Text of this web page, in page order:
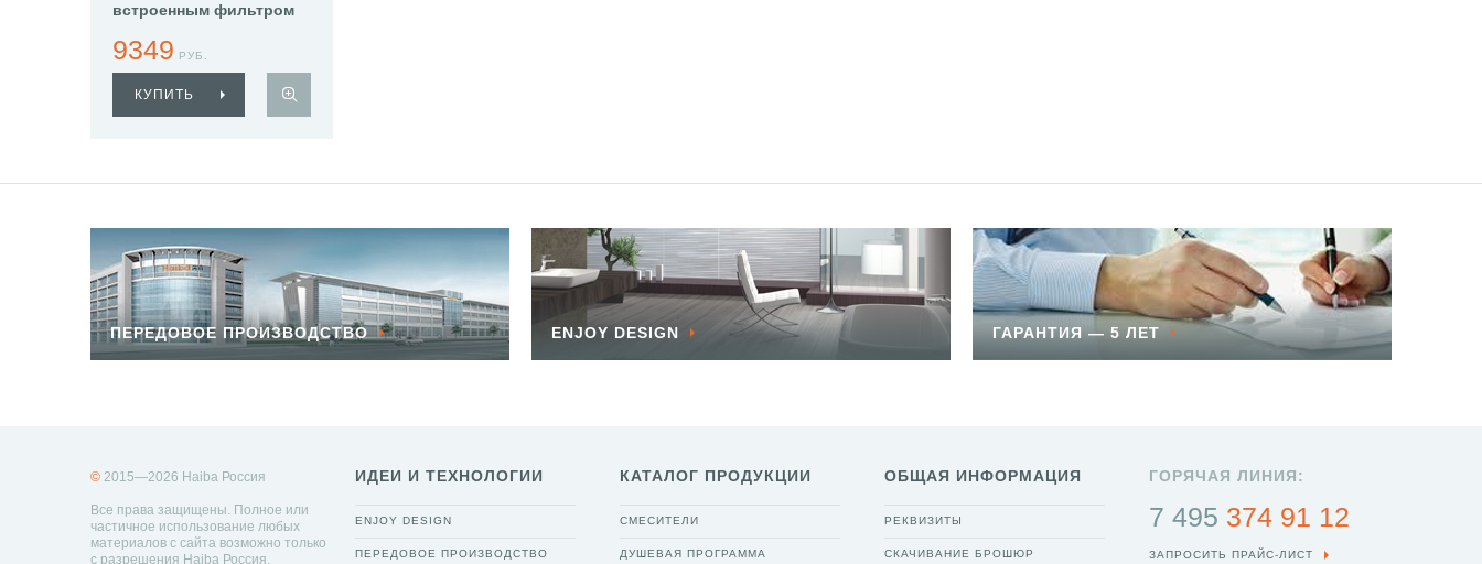
встроенным фильтром
воду Haiba HB76802
9349 РУБ.
КУПИТЬ
ПЕРЕДОВОЕ ПРОИЗВОДСТВО ENJOY DESIGN ГАРАНТИЯ — 5 ЛЕТ
© 2015—2026 Haiba Россия
Все права защищены. Полное или
частичное использование любых
материалов с сайта возможно только
с разрешения Haiba Россия.
ИДЕИ И ТЕХНОЛОГИИ
ENJOY DESIGN
ПЕРЕДОВОЕ ПРОИЗВОДСТВО
КАТАЛОГ ПРОДУКЦИИ
СМЕСИТЕЛИ
ДУШЕВАЯ ПРОГРАММА
ОБЩАЯ ИНФОРМАЦИЯ
РЕКВИЗИТЫ
СКАЧИВАНИЕ БРОШЮР
ГОРЯЧАЯ ЛИНИЯ:
7 495 374 91 12
ЗАПРОСИТЬ ПРАЙС-ЛИСТ